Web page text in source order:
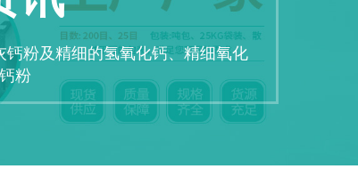
粉及精细的氢氧化钙、精细氧化
粉